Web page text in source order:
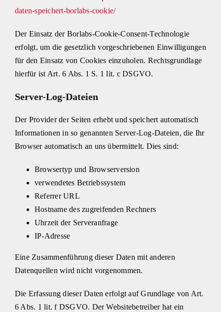
daten-speichert-borlabs-cookie/
Der Einsatz der Borlabs-Cookie-Consent-Technologie
erfolgt, um die gesetzlich vorgeschriebenen Einwilligungen
für den Einsatz von Cookies einzuholen. Rechtsgrundlage
hierfür ist Art. 6 Abs. 1 S. 1 lit. c DSGVO.
Server-Log-Dateien
Der Provider der Seiten erhebt und speichert automatisch
Informationen in so genannten Server-Log-Dateien, die Ihr
Browser automatisch an uns übermittelt. Dies sind:
Browsertyp und Browserversion
verwendetes Betriebssystem
Referrer URL
Hostname des zugreifenden Rechners
Uhrzeit der Serveranfrage
IP-Adresse
Eine Zusammenführung dieser Daten mit anderen
Datenquellen wird nicht vorgenommen.
Die Erfassung dieser Daten erfolgt auf Grundlage von Art.
6 Abs. 1 lit. f DSGVO. Der Websitebetreiber hat ein